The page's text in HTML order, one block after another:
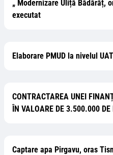
„ Modernizare Uliță Bădărăț,
executat
Elaborare PMUD la nivelul
CONTRACTAREA UNEI
ÎN VALOARE DE 3.500.000 DE
Captare apa Pirgavu, oras